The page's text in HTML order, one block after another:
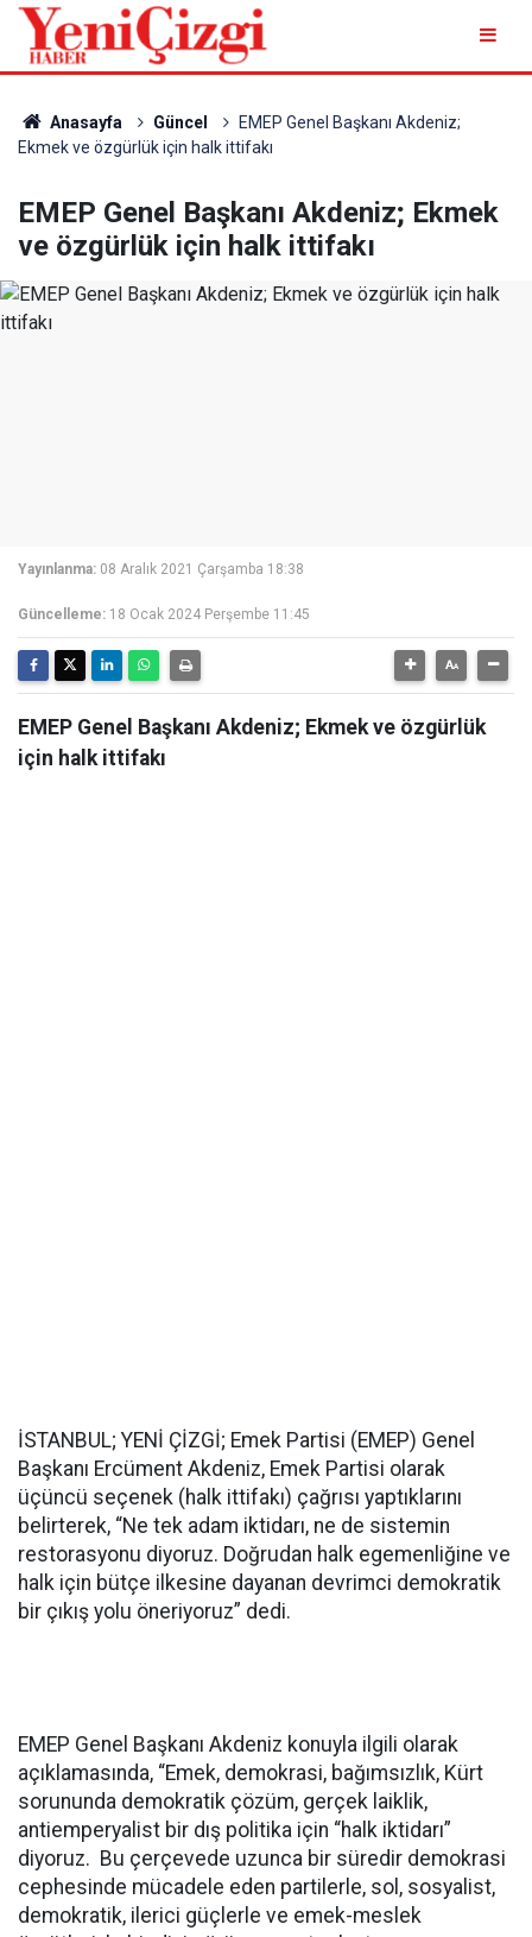
Anasayfa Güncel
EMEP Genel Başkanı Akdeniz;
Ekmek ve özgürlük için halk ittifakı
EMEP Genel Başkanı Akdeniz; Ekmek
ve özgürlük için halk ittifakı
Yayınlanma: 08 Aralık 2021 Çarşamba 18:38
Güncelleme: 18 Ocak 2024 Perşembe 11:45
EMEP Genel Başkanı Akdeniz; Ekmek ve özgürlük
için halk ittifakı
İSTANBUL; YENİ ÇİZGİ; Emek Partisi (EMEP) Genel
Başkanı Ercüment Akdeniz, Emek Partisi olarak
üçüncü seçenek (halk ittifakı) çağrısı yaptıklarını
belirterek, “Ne tek adam iktidarı, ne de sistemin
restorasyonu diyoruz. Doğrudan halk egemenliğine ve
halk için bütçe ilkesine dayanan devrimci demokratik
bir çıkış yolu öneriyoruz” dedi.
EMEP Genel Başkanı Akdeniz konuyla ilgili olarak
açıklamasında, “Emek, demokrasi, bağımsızlık, Kürt
sorununda demokratik çözüm, gerçek laiklik,
antiemperyalist bir dış politika için “halk iktidarı”
diyoruz. Bu çerçevede uzunca bir süredir demokrasi
cephesinde mücadele eden partilerle, sol, sosyalist,
demokratik, ilerici güçlerle ve emek-meslek